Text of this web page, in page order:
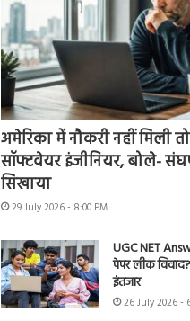
अमेरिका में नौकरी नहीं मिली
सॉफ्टवेयर इंजीनियर, बोले-
सिखाया
29 July 2026 - 8:00 PM
UGC NET
पेपर लीक
इंतजार
26 July 2026 -